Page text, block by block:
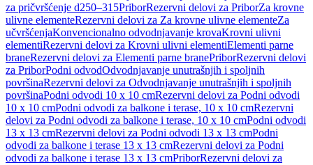
za pričvršćenje d250–315PriborRezervni delovi za PriborZa krovne
ulivne elementeRezervni delovi za Za krovne ulivne elementeZa
učvršćenjaKonvencionalno odvodnjavanje krovaKrovni ulivni
elementiRezervni delovi za Krovni ulivni elementiElementi parne
braneRezervni delovi za Elementi parne branePriborRezervni delovi
za PriborPodni odvodOdvodnjavanje unutrašnjih i spoljnih
površinaRezervni delovi za Odvodnjavanje unutrašnjih i spoljnih
površinaPodni odvodi 10 x 10 cmRezervni delovi za Podni odvodi
10 x 10 cmPodni odvodi za balkone i terase, 10 x 10 cmRezervni
delovi za Podni odvodi za balkone i terase, 10 x 10 cmPodni odvodi
13 x 13 cmRezervni delovi za Podni odvodi 13 x 13 cmPodni
odvodi za balkone i terase 13 x 13 cmRezervni delovi za Podni
odvodi za balkone i terase 13 x 13 cmPriborRezervni delovi za